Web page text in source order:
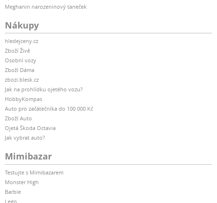
Meghanin narozeninový taneček
Nákupy
hledejceny.cz
Zboží Živě
Osobní vozy
Zboží Dáma
zbozi.blesk.cz
Jak na prohlídku ojetého vozu?
HobbyKompas
Auto pro začátečníka do 100 000 Kč
Zboží Auto
Ojetá Škoda Octavia
Jak vybrat auto?
Mimibazar
Testujte s Mimibazarem
Monster High
Barbie
Lego